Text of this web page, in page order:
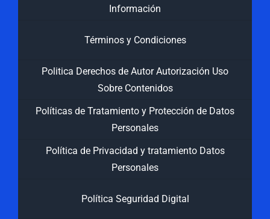
Información
Términos y Condiciones
Politica Derechos de Autor Autorización Uso
Sobre Contenidos
Políticas de Tratamiento y Protección de Datos
Personales
Política de Privacidad y tratamiento Datos
Personales
Política Seguridad Digital